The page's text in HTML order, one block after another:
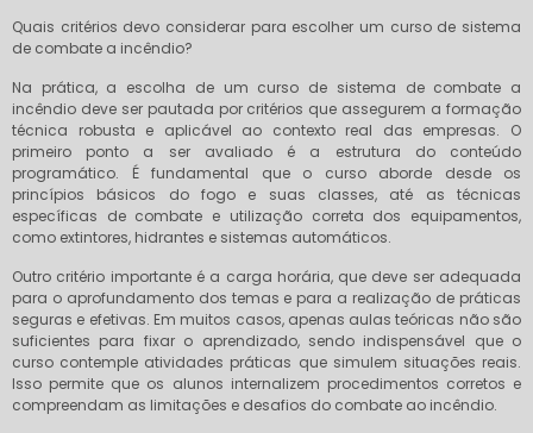
Quais critérios devo considerar para escolher um curso de sistema
de combate a incêndio?
Na prática, a escolha de um curso de sistema de combate a
incêndio deve ser pautada por critérios que assegurem a formação
técnica robusta e aplicável ao contexto real das empresas. O
primeiro ponto a ser avaliado é a estrutura do conteúdo
programático. É fundamental que o curso aborde desde os
princípios básicos do fogo e suas classes, até as técnicas
específicas de combate e utilização correta dos equipamentos,
como extintores, hidrantes e sistemas automáticos.
Outro critério importante é a carga horária, que deve ser adequada
para o aprofundamento dos temas e para a realização de práticas
seguras e efetivas. Em muitos casos, apenas aulas teóricas não são
suficientes para fixar o aprendizado, sendo indispensável que o
curso contemple atividades práticas que simulem situações reais.
Isso permite que os alunos internalizem procedimentos corretos e
compreendam as limitações e desafios do combate ao incêndio.